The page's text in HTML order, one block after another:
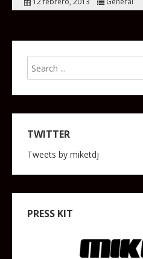
TWITTER
Tweets by miketdj
PRESS KIT